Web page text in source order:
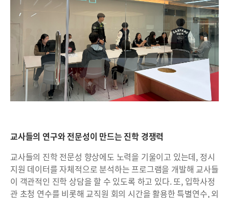
교사들의 연구와 전문성이 만드는 진학 경쟁력
교사들의 진학 전문성 향상에도 노력을 기울이고 있는데, 정시
지원 데이터를 자체적으로 분석하는 프로그램을 개발해 교사들
이 객관적인 진학 상담을 할 수 있도록 하고 있다. 또, 입학사정
관 초청 연수를 비롯해 교직원 회의 시간을 활용한 특별연수, 외